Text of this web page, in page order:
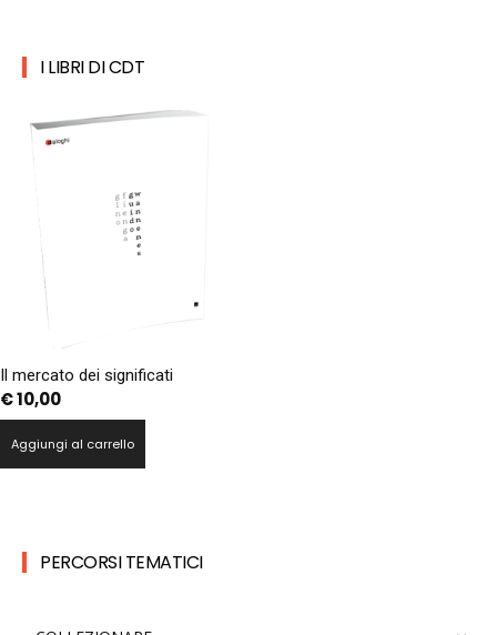
I LIBRI DI CDT
Il mercato dei significati
€10,00
Aggiungi al carrello
PERCORSI TEMATICI